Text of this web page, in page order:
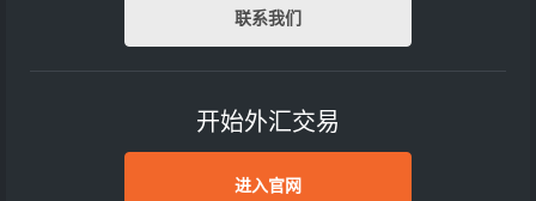
联系我们
开始外汇交易
进入官网